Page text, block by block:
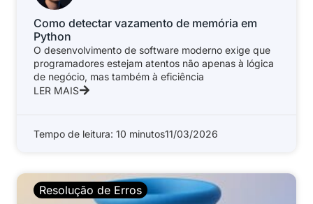
Como detectar vazamento de memória em
Python
O desenvolvimento de software moderno exige que
programadores estejam atentos não apenas à lógica
de negócio, mas também à eficiência
LER MAIS
Tempo de leitura: 10 minutos11/03/2026
Resolução de Erros